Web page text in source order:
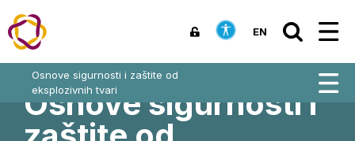
EN
Osnove sigurnosti i zaštite od
eksplozivnih tvari
Osnove sigurnosti i